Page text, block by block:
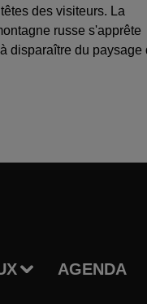
des visiteurs. La
russe s'apprête
disparaître du paysage
AGENDA